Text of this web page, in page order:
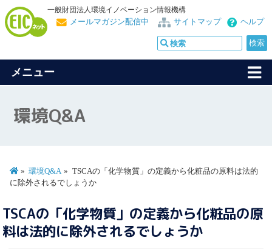
一般財団法人環境イノベーション情報機構
ヘルプ
サイトマップ
メールマガジン配信中
メニュー
環境Q&A
環境Q&A
TSCAの「化学物質」の定義から化粧品の原料は法的
に除外されるでしょうか
TSCAの「化学物質」の定義から化粧品の原
料は法的に除外されるでしょうか